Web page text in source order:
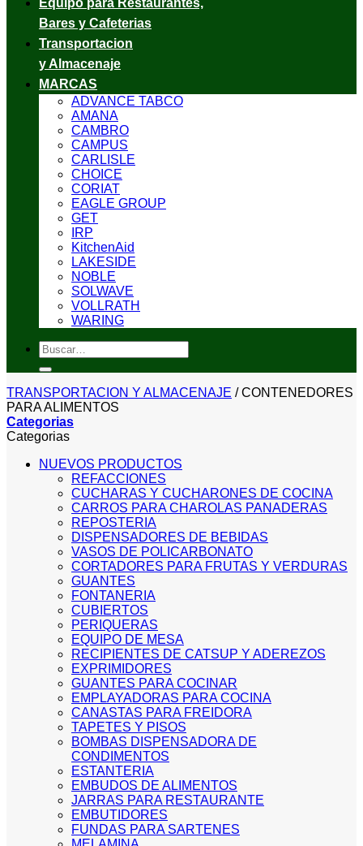
Equipo para Restaurantes,
Bares y Cafeterias
Transportacion
y Almacenaje
MARCAS
ADVANCE TABCO
AMANA
CAMBRO
CAMPUS
CARLISLE
CHOICE
CORIAT
EAGLE GROUP
GET
IRP
KitchenAid
LAKESIDE
NOBLE
SOLWAVE
VOLLRATH
WARING
Buscar
por:
TRANSPORTACION Y ALMACENAJE /CONTENEDORES
PARA ALIMENTOS
Categorias
Categorias
NUEVOS PRODUCTOS
REFACCIONES
CUCHARAS Y CUCHARONES DE COCINA
CARROS PARA CHAROLAS PANADERAS
REPOSTERIA
DISPENSADORES DE BEBIDAS
VASOS DE POLICARBONATO
CORTADORES PARA FRUTAS Y VERDURAS
GUANTES
FONTANERIA
CUBIERTOS
PERIQUERAS
EQUIPO DE MESA
RECIPIENTES DE CATSUP Y ADEREZOS
EXPRIMIDORES
GUANTES PARA COCINAR
EMPLAYADORAS PARA COCINA
CANASTAS PARA FREIDORA
TAPETES Y PISOS
BOMBAS DISPENSADORA DE
CONDIMENTOS
ESTANTERIA
EMBUDOS DE ALIMENTOS
JARRAS PARA RESTAURANTE
EMBUTIDORES
FUNDAS PARA SARTENES